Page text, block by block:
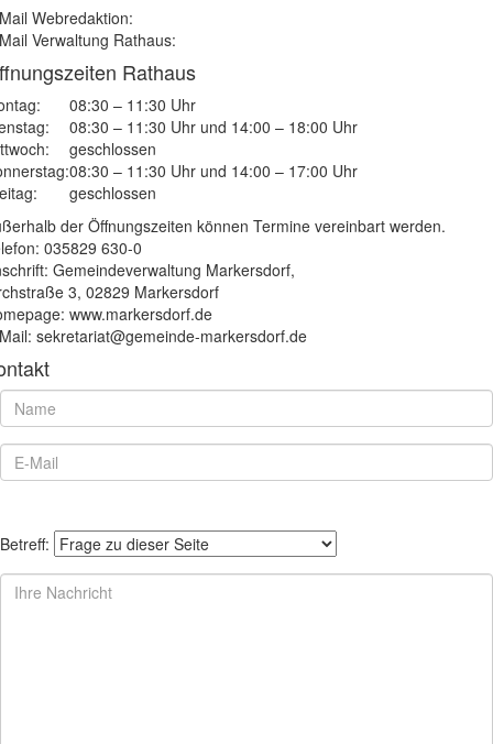
Webredaktion:
Verwaltung Rathaus:
Rathaus
08:30 – 11:30 Uhr
08:30 – 11:30 Uhr und 14:00 – 18:00 Uhr
geschlossen
08:30 – 11:30 Uhr und 14:00 – 17:00 Uhr
geschlossen
der Öffnungszeiten können Termine vereinbart werden.
035829 630-0
Gemeindeverwaltung Markersdorf,
3, 02829 Markersdorf
www.markersdorf.de
sekretariat@gemeinde-markersdorf.de
Betreff: